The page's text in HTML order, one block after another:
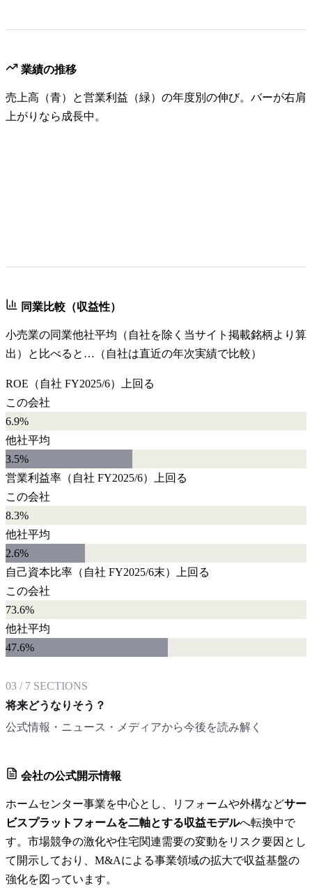
業績の推移
売上高（青）と営業利益（緑）の年度別の伸び。バーが右肩
上がりなら成長中。
同業比較（収益性）
小売業の同業他社平均（自社を除く当サイト掲載銘柄より算
出）と比べると…（自社は直近の年次実績で比較）
ROE （自社 FY2025/6）
上回る
この会社
6.9%
他社平均
3.5%
営業利益率 （自社 FY2025/6）
上回る
この会社
8.3%
他社平均
2.6%
自己資本比率 （自社 FY2025/6末）
上回る
この会社
73.6%
他社平均
47.6%
03 / 7 SECTIONS
将来どうなりそう？
公式情報・ニュース・メディアから今後を読み解く
会社の公式開示情報
ホームセンター事業を中心とし、リフォームや外構などサー
ビスプラットフォームを二軸とする収益モデルへ転換中で
す。市場競争の激化や住宅関連需要の変動をリスク要因とし
て開示しており、M&Aによる事業領域の拡大で収益基盤の
強化を図っています。